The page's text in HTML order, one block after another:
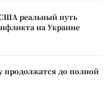
реальный путь
на Украине
продолжатся до полной